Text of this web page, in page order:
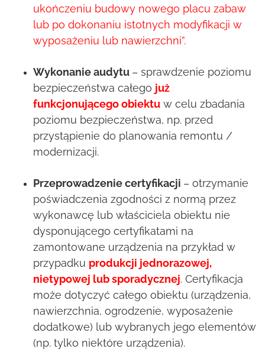
ukończeniu budowy nowego placu zabaw
lub po dokonaniu istotnych modyfikacji w
wyposażeniu lub nawierzchni”.
Wykonanie audytu – sprawdzenie poziomu
bezpieczeństwa całego już
funkcjonującego obiektuw celu zbadania
poziomu bezpieczeństwa, np. przed
przystąpienie do planowania remontu /
modernizacji.
Przeprowadzenie certyfikacji – otrzymanie
poświadczenia zgodności z normą przez
wykonawcę lub właściciela obiektu nie
dysponującego certyfikatami na
zamontowane urządzenia na przykład w
przypadku produkcji jednorazowej,
nietypowej lub sporadycznej. Certyfikacja
może dotyczyć całego obiektu (urządzenia,
nawierzchnia, ogrodzenie, wyposażenie
dodatkowe) lub wybranych jego elementów
(np. tylko niektóre urządzenia).